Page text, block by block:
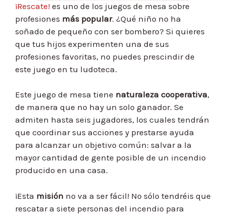
¡Rescate! es uno de los juegos de mesa sobre
profesiones más popular. ¿Qué niño no ha
soñado de pequeño con ser bombero? Si quieres
que tus hijos experimenten una de sus
profesiones favoritas, no puedes prescindir de
este juego en tu ludoteca.
Este juego de mesa tiene naturaleza cooperativa,
de manera que no hay un solo ganador. Se
admiten hasta seis jugadores, los cuales tendrán
que coordinar sus acciones y prestarse ayuda
para alcanzar un objetivo común: salvar a la
mayor cantidad de gente posible de un incendio
producido en una casa.
¡Esta misión no va a ser fácil! No sólo tendréis que
rescatar a siete personas del incendio para